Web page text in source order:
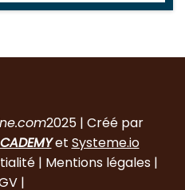
2025 | Créé par
et Systeme.io
| Mentions légales|
|